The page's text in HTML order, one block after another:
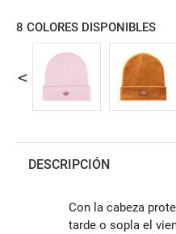
8 COLORES DISPONIBLES
DESCRIPCIÓN
Con la cabeza
tarde o sopla el